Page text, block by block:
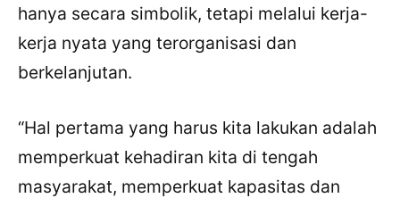
hanya secara simbolik, tetapi melalui kerja-
kerja nyata yang terorganisasi dan
berkelanjutan.
“Hal pertama yang harus kita lakukan adalah
memperkuat kehadiran kita di tengah
masyarakat, memperkuat kapasitas dan